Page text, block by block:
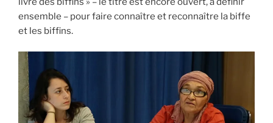
ensemble – pour faire connaître et reconnaître la biffe
et les biffins.